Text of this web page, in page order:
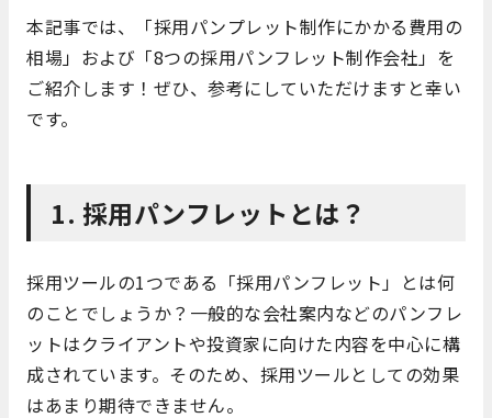
本記事では、「採用パンプレット制作にかかる費用の
相場」および「8つの採用パンフレット制作会社」を
ご紹介します！ぜひ、参考にしていただけますと幸い
です。
1. 採用パンフレットとは？
採用ツールの1つである「採用パンフレット」とは何
のことでしょうか？一般的な会社案内などのパンフレ
ットはクライアントや投資家に向けた内容を中心に構
成されています。そのため、採用ツールとしての効果
はあまり期待できません。